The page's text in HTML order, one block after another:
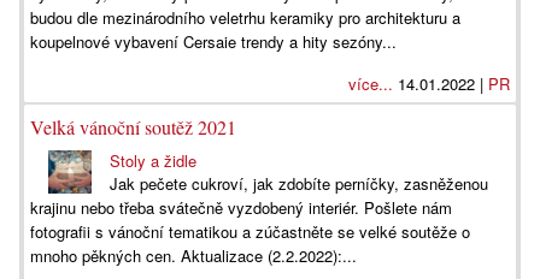
budou dle mezinárodního veletrhu keramiky pro architekturu a
koupelnové vybavení Cersaie trendy a hity sezóny...
více... 14.01.2022 | PR
Velká vánoční soutěž 2021
Stoly a židle
Jak pečete cukroví, jak zdobíte perníčky, zasněženou
krajinu nebo třeba svátečně vyzdobený interiér. Pošlete nám
fotografii s vánoční tematikou a zúčastněte se velké soutěže o
mnoho pěkných cen. Aktualizace (2.2.2022):...